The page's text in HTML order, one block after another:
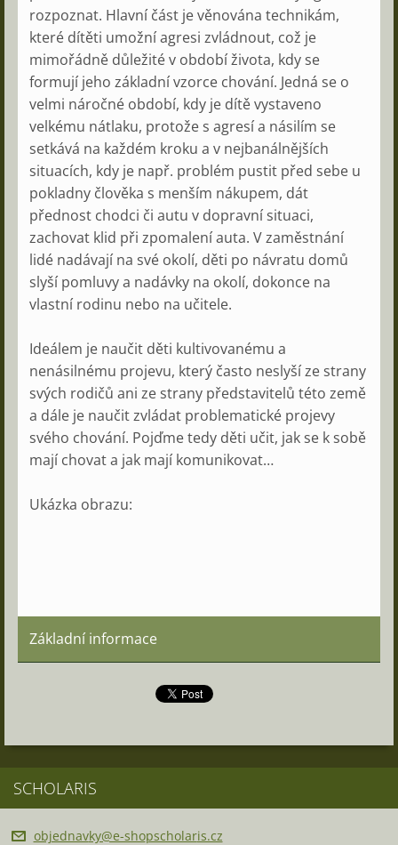
rozpoznat. Hlavní část je věnována technikám,
které dítěti umožní agresi zvládnout, což je
mimořádně důležité v období života, kdy se
formují jeho základní vzorce chování. Jedná se o
velmi náročné období, kdy je dítě vystaveno
velkému nátlaku, protože s agresí a násilím se
setkává na každém kroku a v nejbanálnějších
situacích, kdy je např. problém pustit před sebe u
pokladny člověka s menším nákupem, dát
přednost chodci či autu v dopravní situaci,
zachovat klid při zpomalení auta. V zaměstnání
lidé nadávají na své okolí, děti po návratu domů
slyší pomluvy a nadávky na okolí, dokonce na
vlastní rodinu nebo na učitele.
Ideálem je naučit děti kultivovanému a
nenásilnému projevu, který často neslyší ze strany
svých rodičů ani ze strany představitelů této země
a dále je naučit zvládat problematické projevy
svého chování. Pojďme tedy děti učit, jak se k sobě
mají chovat a jak mají komunikovat…
Ukázka obrazu:
Základní informace
SCHOLARIS
objednavky@e-shopscholaris.cz